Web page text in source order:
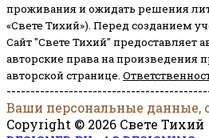
проживания и ожидать решения
«Свете Тихий»). Перед созданием
Сайт "Свете Тихий" предоставляет
авторские права на произведения
авторской странице.
Ваши персональные данные,
Copyright © 2026 Свете Тихий